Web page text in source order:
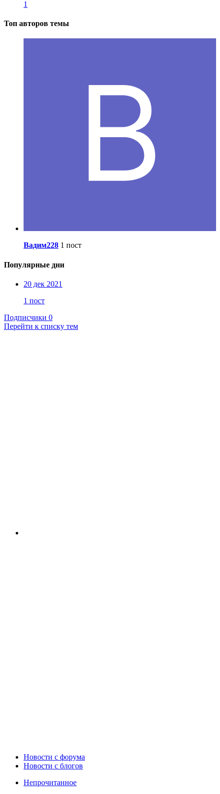
1
Топ авторов темы
Вадим228 1 пост
Популярные дни
20 дек 2021
1 пост
Подписчики 0
Перейти к списку тем
Новости c форума
Новости с блогов
Непрочитанное